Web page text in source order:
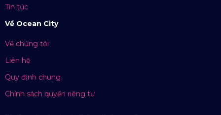
Tin tức
Về Ocean City
Về chúng tôi
Liên hệ
Quy định chung
Chính sách quyền riêng tư